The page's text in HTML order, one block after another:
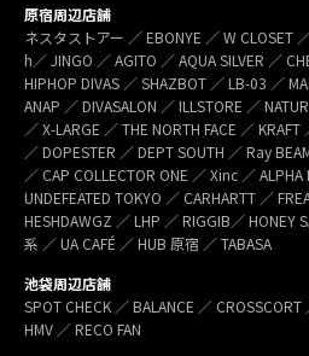
原宿周辺店舗
ネスタストアー ／ EBONYE ／ W CLOSET
h／ JINGO ／ AGITO ／ AQUA SILVER ／
HIPHOP DIVAS ／ SHAZBOT ／ LB-03 ／
ANAP ／ DIVASALON ／ ILLSTORE ／
／ X-LARGE ／ THE NORTH FACE ／
／ DOPESTER ／ DEPT SOUTH ／ Ray
／ CAP COLLECTOR ONE ／ Xinc ／ ALPHA
UNDEFEATED TOKYO ／ CARHARTT ／
HESHDAWGZ ／ LHP ／ RIGGIB／ HONEY
系 ／ UA CAFÉ ／ HUB 原宿 ／ TABASA
池袋周辺店舗
SPOT CHECK ／ BALANCE ／
HMV ／ RECO FAN